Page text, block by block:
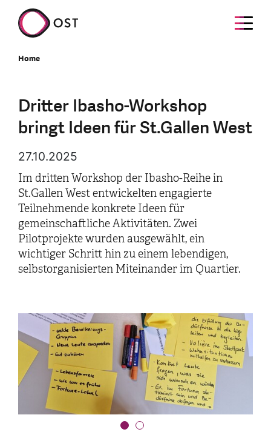
Home
Dritter Ibasho-Workshop
bringt Ideen für St.Gallen West
27.10.2025
Im dritten Workshop der Ibasho-Reihe in
St.Gallen West entwickelten engagierte
Teilnehmende konkrete Ideen für
gemeinschaftliche Aktivitäten. Zwei
Pilotprojekte wurden ausgewählt, ein
wichtiger Schritt hin zu einem lebendigen,
selbstorganisierten Miteinander im Quartier.